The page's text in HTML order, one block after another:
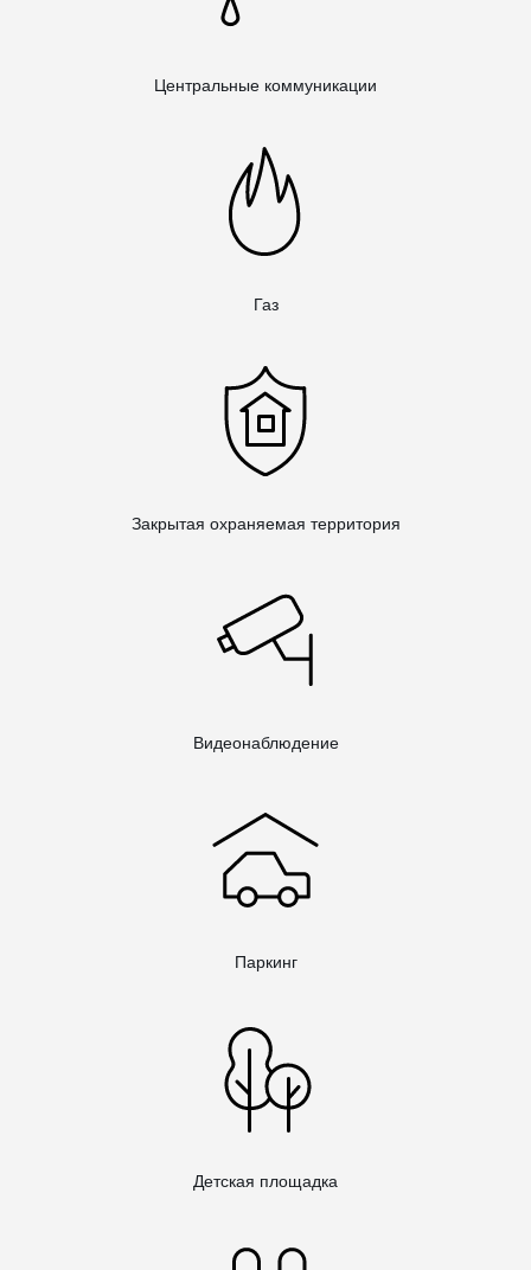
Центральные коммуникации
Газ
Закрытая охраняемая территория
Видеонаблюдение
Паркинг
Детская площадка